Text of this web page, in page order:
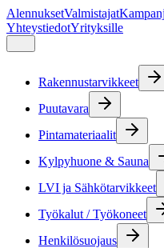
AlennuksetValmistajat
YhteystiedotYrityksille
Rakennustarvikkeet
Puutavara
Pintamateriaalit
Kylpyhuone & Sauna
LVI ja Sähkötarvikkeet
Työkalut / Työkoneet
Henkilösuojaus